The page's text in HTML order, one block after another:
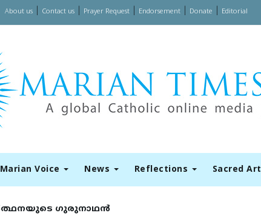
About us| Contact us| Prayer Request| Endorsement| Donate Editorial
Marian Voice News Reflections Sacred Art
ഗുരുനാഥൻ